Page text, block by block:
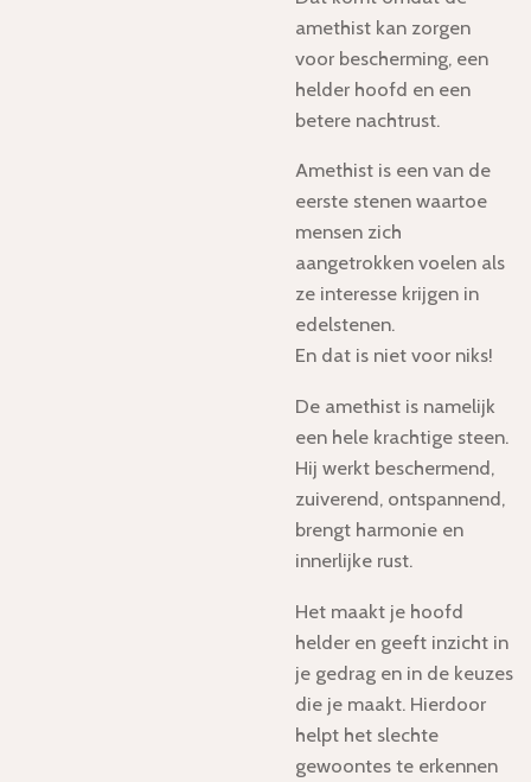
amethist kan zorgen
voor bescherming, een
helder hoofd en een
betere nachtrust.
Amethist is een van de
eerste stenen waartoe
mensen zich
aangetrokken voelen als
ze interesse krijgen in
edelstenen.
En dat is niet voor niks!
De amethist is namelijk
een hele krachtige steen.
Hij werkt beschermend,
zuiverend, ontspannend,
brengt harmonie en
innerlijke rust.
Het maakt je hoofd
helder en geeft inzicht in
je gedrag en in de keuzes
die je maakt. Hierdoor
helpt het slechte
gewoontes te erkennen